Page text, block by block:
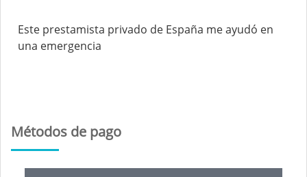
Este prestamista privado de España me ayudó en
una emergencia
Métodos de pago